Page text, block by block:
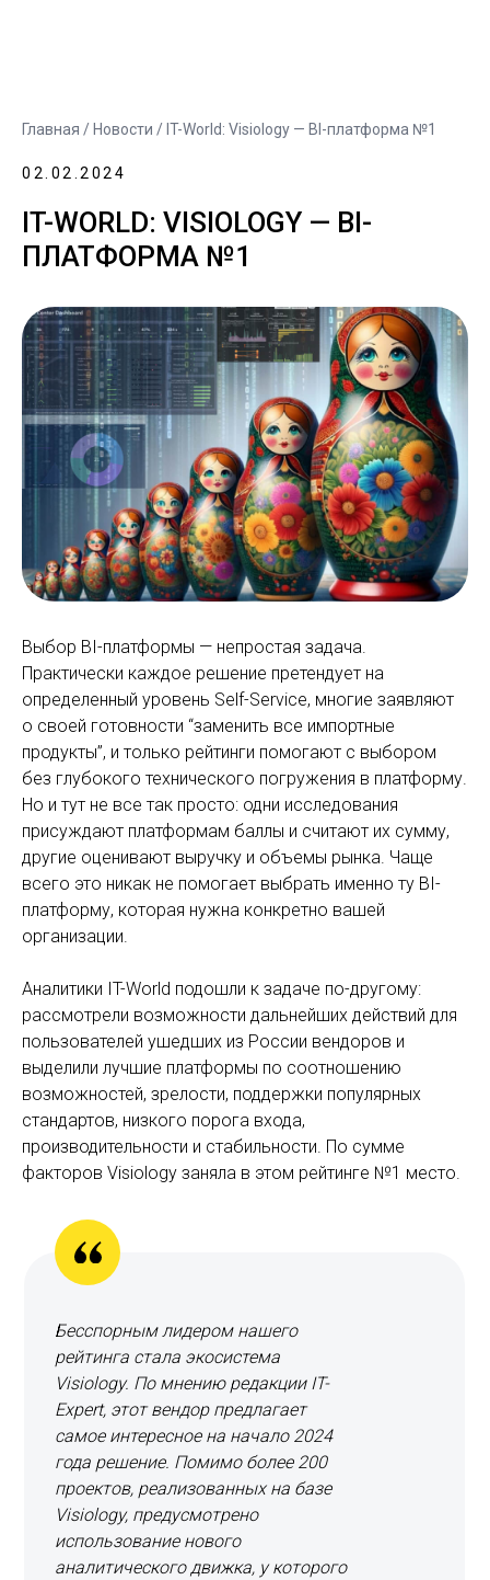
Главная / Новости / IT-World: Visiology — BI-платформа №1
02.02.2024
IT-WORLD: VISIOLOGY — BI-
ПЛАТФОРМА №1
Выбор BI-платформы — непростая задача.
Практически каждое решение претендует на
определенный уровень Self-Service, многие заявляют
о своей готовности “заменить все импортные
продукты”, и только рейтинги помогают с выбором
без глубокого технического погружения в платформу.
Но и тут не все так просто: одни исследования
присуждают платформам баллы и считают их сумму,
другие оценивают выручку и объемы рынка. Чаще
всего это никак не помогает выбрать именно ту BI-
платформу, которая нужна конкретно вашей
организации.
Аналитики IT-World подошли к задаче по-другому:
рассмотрели возможности дальнейших действий для
пользователей ушедших из России вендоров и
выделили лучшие платформы по соотношению
возможностей, зрелости, поддержки популярных
стандартов, низкого порога входа,
производительности и стабильности. По сумме
факторов Visiology заняла в этом рейтинге №1 место.
Бесспорным лидером нашего
рейтинга стала экосистема
Visiology. По мнению редакции IT-
Expert, этот вендор предлагает
самое интересное на начало 2024
года решение. Помимо более 200
проектов, реализованных на базе
Visiology, предусмотрено
использование нового
аналитического движка, у которого